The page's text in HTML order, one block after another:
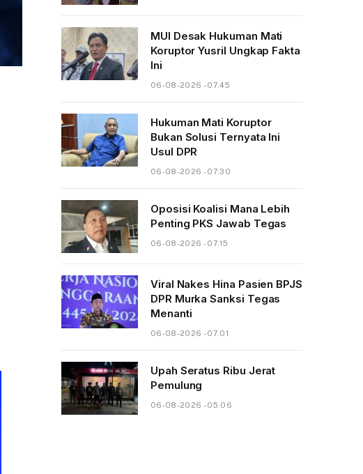
MUI Desak Hukuman Mati
Koruptor Yusril Ungkap Fakta
Ini
06-08-2026 - 07.45
Hukuman Mati Koruptor
Bukan Solusi Ternyata Ini
Usul DPR
06-08-2026 - 07.30
Oposisi Koalisi Mana Lebih
Penting PKS Jawab Tegas
06-08-2026 - 07.15
Viral Nakes Hina Pasien BPJS
DPR Murka Sanksi Tegas
Menanti
06-08-2026 - 07.01
Upah Seratus Ribu Jerat
Pemulung
06-08-2026 - 05.06